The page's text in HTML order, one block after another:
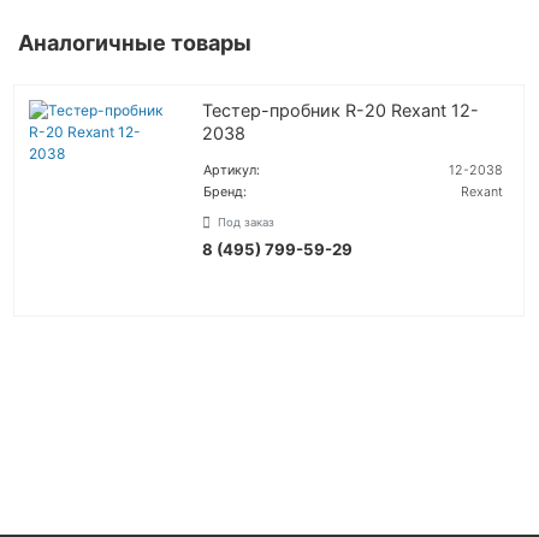
Аналогичные товары
Тестер-пробник R-20 Rexant 12-
2038
Артикул:
12-2038
Бренд:
Rexant
Под заказ
8 (495) 799-59-29